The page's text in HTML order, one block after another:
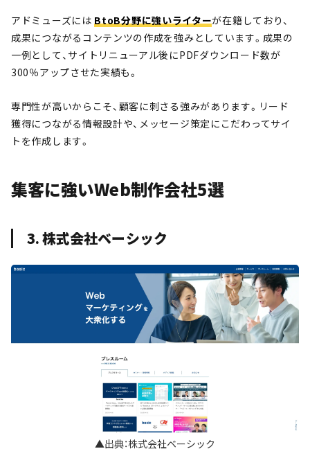
アドミューズにはBtoB分野に強いライターが在籍しており、
成果につながるコンテンツの作成を強みとしています。成果の
一例として、サイトリニューアル後にPDFダウンロード数が
300％アップさせた実績も。
専門性が高いからこそ、顧客に刺さる強みがあります。リード
獲得につながる情報設計や、メッセージ策定にこだわってサイ
トを作成します。
集客に強いWeb制作会社5選
3. 株式会社ベーシック
▲出典：株式会社ベーシック